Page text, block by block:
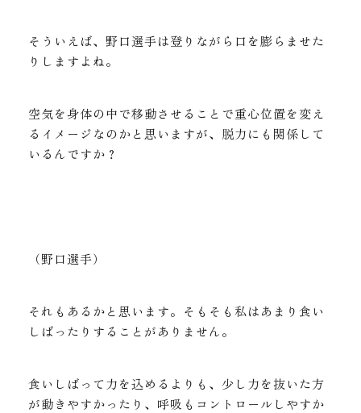
そういえば、野口選手は登りながら口を膨らませた
りしますよね。
空気を身体の中で移動させることで重心位置を変え
るイメージなのかと思いますが、脱力にも関係して
いるんですか？
（野口選手）
それもあるかと思います。そもそも私はあまり食い
しばったりすることがありません。
食いしばって力を込めるよりも、少し力を抜いた方
が動きやすかったり、呼吸もコントロールしやすか